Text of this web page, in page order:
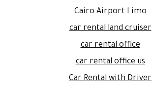
Cairo Airport Limo
car rental land cruiser
car rental office
car rental office us
Car Rental with Driver